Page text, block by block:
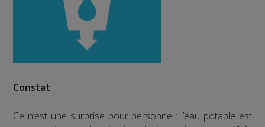
Constat
Ce n’est une surprise pour personne : l’eau potable est